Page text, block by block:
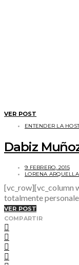
VER POST
ENTENDER LA
Dabiz
9 FEBRERO, 2015
LORENA
[vc_row][vc_column
totalmente
VER POST
COMPARTIR